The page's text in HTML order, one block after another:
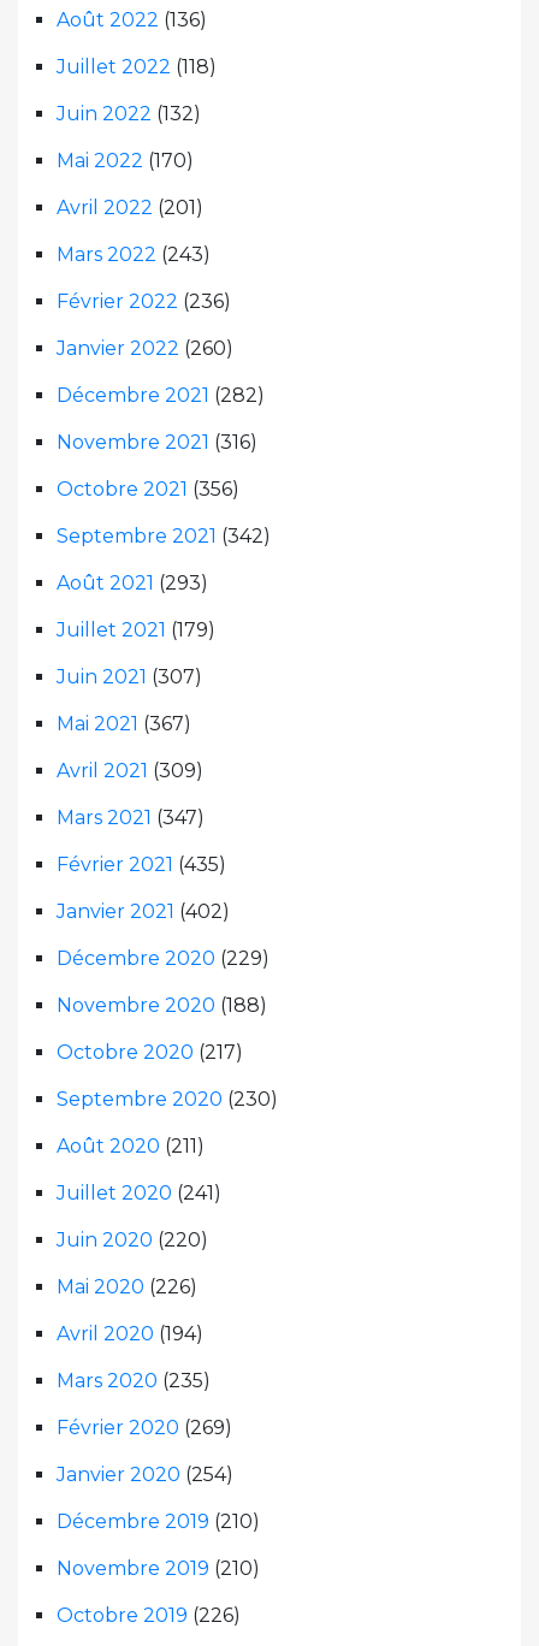
Août 2022 (136)
Juillet 2022 (118)
Juin 2022 (132)
Mai 2022 (170)
Avril 2022 (201)
Mars 2022 (243)
Février 2022 (236)
Janvier 2022 (260)
Décembre 2021 (282)
Novembre 2021 (316)
Octobre 2021 (356)
Septembre 2021 (342)
Août 2021 (293)
Juillet 2021 (179)
Juin 2021 (307)
Mai 2021 (367)
Avril 2021 (309)
Mars 2021 (347)
Février 2021 (435)
Janvier 2021 (402)
Décembre 2020 (229)
Novembre 2020 (188)
Octobre 2020 (217)
Septembre 2020 (230)
Août 2020 (211)
Juillet 2020 (241)
Juin 2020 (220)
Mai 2020 (226)
Avril 2020 (194)
Mars 2020 (235)
Février 2020 (269)
Janvier 2020 (254)
Décembre 2019 (210)
Novembre 2019 (210)
Octobre 2019 (226)